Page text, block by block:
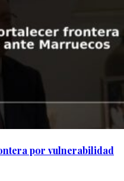
por vulnerabilidad